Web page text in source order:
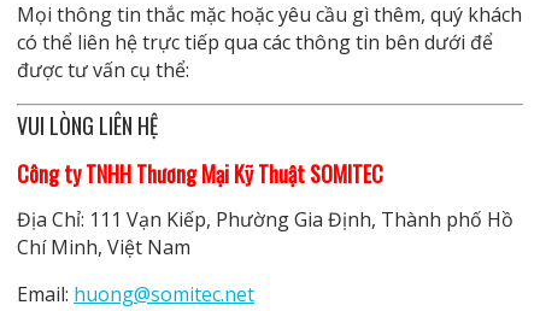
Mọi thông tin thắc mặc hoặc yêu cầu gì thêm, quý khách
có thể liên hệ trực tiếp qua các thông tin bên dưới để
được tư vấn cụ thể:
VUI LÒNG LIÊN HỆ
Công ty TNHH Thương Mại Kỹ Thuật SOMITEC
Địa Chỉ: 111 Vạn Kiếp, Phường Gia Định, Thành phố Hồ
Chí Minh, Việt Nam
Email: huong@somitec.net